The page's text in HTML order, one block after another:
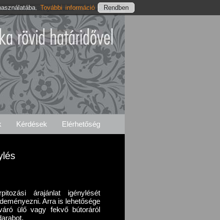
Szolgáltatásaink Elérhetőségeink
Kérdések Elérhetőség
árajánlat igénylését
Arra is lehetősége
ülő vagy fekvő bútoráról
További információ